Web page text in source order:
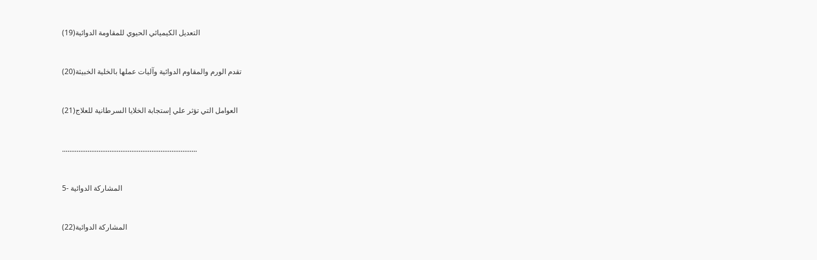
(19)التعديل الكيميائي الحيوي للمقاومة الدوائية
(20)تقدم الورم والمقاوم الدوائية وآليات عملها بالخلية الخبيثة
(21)العوامل التي تؤثر علي إستجابة الخلايا السرطانية للعلاج
..........................................................................
5- المشاركة الدوائية
(22)المشاركة الدوائية